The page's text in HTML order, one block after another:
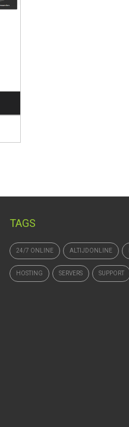
TAGS
24/7 ONLINE ALTIJDONLINE
HOSTING SERVERS SUPPORT